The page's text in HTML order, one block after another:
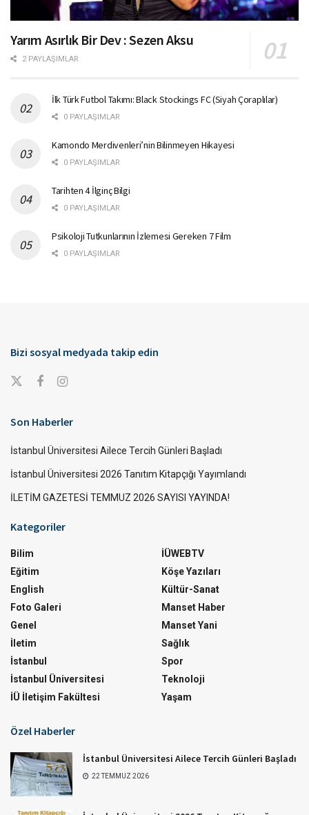
Yarım Asırlık Bir Dev : Sezen Aksu
2 PAYLAŞIMLAR
İlk Türk Futbol Takımı: Black Stockings FC (Siyah Çoraplılar)
0 PAYLAŞIMLAR
Kamondo Merdivenleri’nin Bilinmeyen Hikayesi
0 PAYLAŞIMLAR
Tarihten 4 İlginç Bilgi
0 PAYLAŞIMLAR
Psikoloji Tutkunlarının İzlemesi Gereken 7 Film
0 PAYLAŞIMLAR
Bizi sosyal medyada takip edin
Son Haberler
İstanbul Üniversitesi Ailece Tercih Günleri Başladı
İstanbul Üniversitesi 2026 Tanıtım Kitapçığı Yayımlandı
İLETİM GAZETESİ TEMMUZ 2026 SAYISI YAYINDA!
Kategoriler
Bilim
Eğitim
English
Foto Galeri
Genel
İletim
İstanbul
İstanbul Üniversitesi
İÜ İletişim Fakültesi
İÜWEBTV
Köşe Yazıları
Kültür-Sanat
Manset Haber
Manset Yani
Sağlık
Spor
Teknoloji
Yaşam
Özel Haberler
İstanbul Üniversitesi Ailece Tercih Günleri Başladı
22 TEMMUZ 2026